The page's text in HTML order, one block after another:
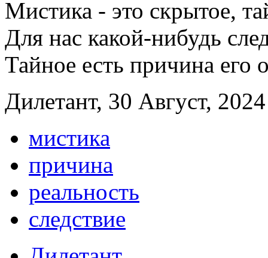
Мистика - это скрытое,
Для нас какой-нибудь
Тайное есть причина его
Дилетант, 30 Август,
мистика
причина
реальность
следствие